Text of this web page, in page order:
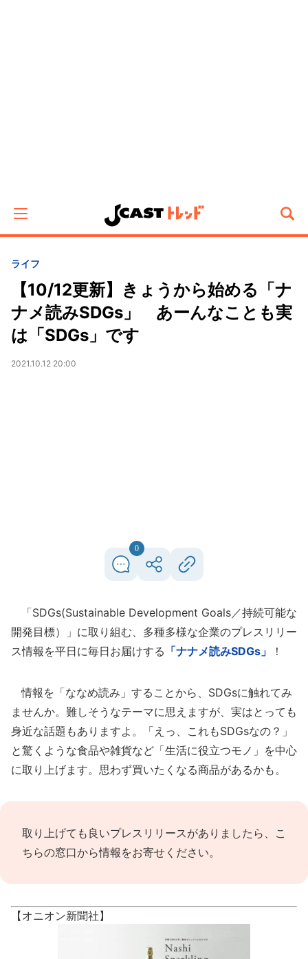
ライフ
【10/12更新】きょうから始める「ナ
ナメ読みSDGs」 あーんなことも実
は「SDGs」です
2021.10.12 20:00
0
「SDGs(Sustainable Development Goals／持続可能な
開発目標）」に取り組む、多種多様な企業のプレスリリー
ス情報を平日に毎日お届けする 「ナナメ読みSDGs」 ！
情報を「ななめ読み」することから、SDGsに触れてみ
ませんか。難しそうなテーマに思えますが、実はとっても
身近な話題もありますよ。「えっ、これもSDGsなの？」
と驚くような食品や雑貨など「生活に役立つモノ」を中心
に取り上げます。思わず買いたくなる商品があるかも。
取り上げても良いプレスリリースがありましたら、 こ
ちらの窓口から情報をお寄せください。
【オニオン新聞社】